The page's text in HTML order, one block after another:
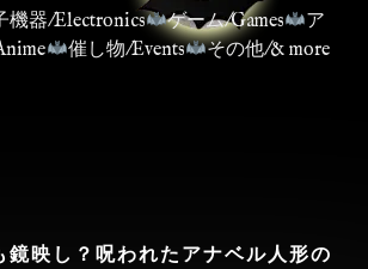
機器/Electronics ゲーム/Games
ア
催し物/Events その他/& more
鏡映し？呪われたアナベル人形の